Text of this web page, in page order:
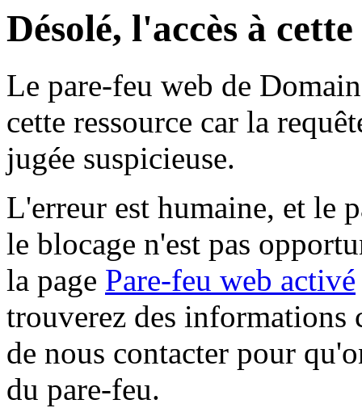
Désolé, l'accès à
Le pare-feu web de
cette ressource car la
jugée suspicieuse.
L'erreur est humaine, et le
le blocage n'est pas
la page Pare-feu web activé
trouverez des informations
de nous contacter pour
du pare-feu.